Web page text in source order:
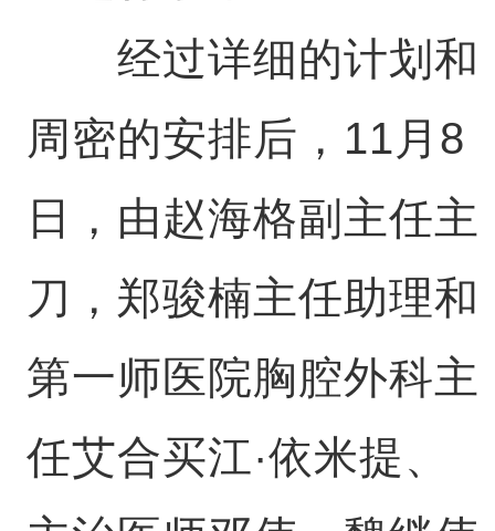
经过详细的计划和
周密的安排后，11月8
日，由赵海格副主任主
刀，郑骏楠主任助理和
第一师医院胸腔外科主
任艾合买江·依米提、